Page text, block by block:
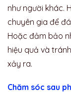
như người khác.
chuyên gia để
Hoặc đảm bảo
hiệu quả và
xảy ra.
Chăm sóc sau